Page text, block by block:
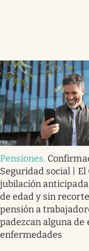
Pensiones.
Seguridad social | El
jubilación anticipada
de edad y sin
pensión a
padezcan alguna de
enfermedades